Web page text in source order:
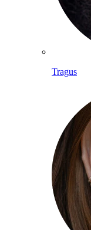
Tragus